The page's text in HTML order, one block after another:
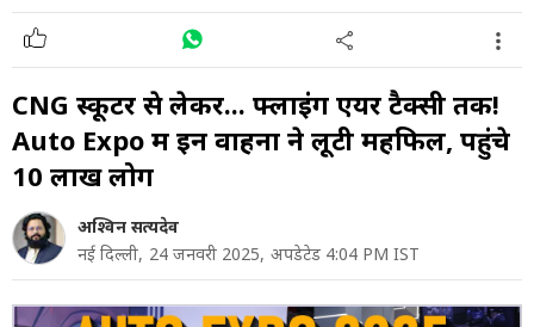
CNG स्कूटर से लेकर... फ्लाइंग एयर टैक्सी तक!
Auto Expo में इन वाहनों ने लूटी महफिल, पहुंचे
10 लाख लोग
अश्विन सत्यदेव
नई दिल्ली, 24 जनवरी 2025, अपडेटेड 4:04 PM IST